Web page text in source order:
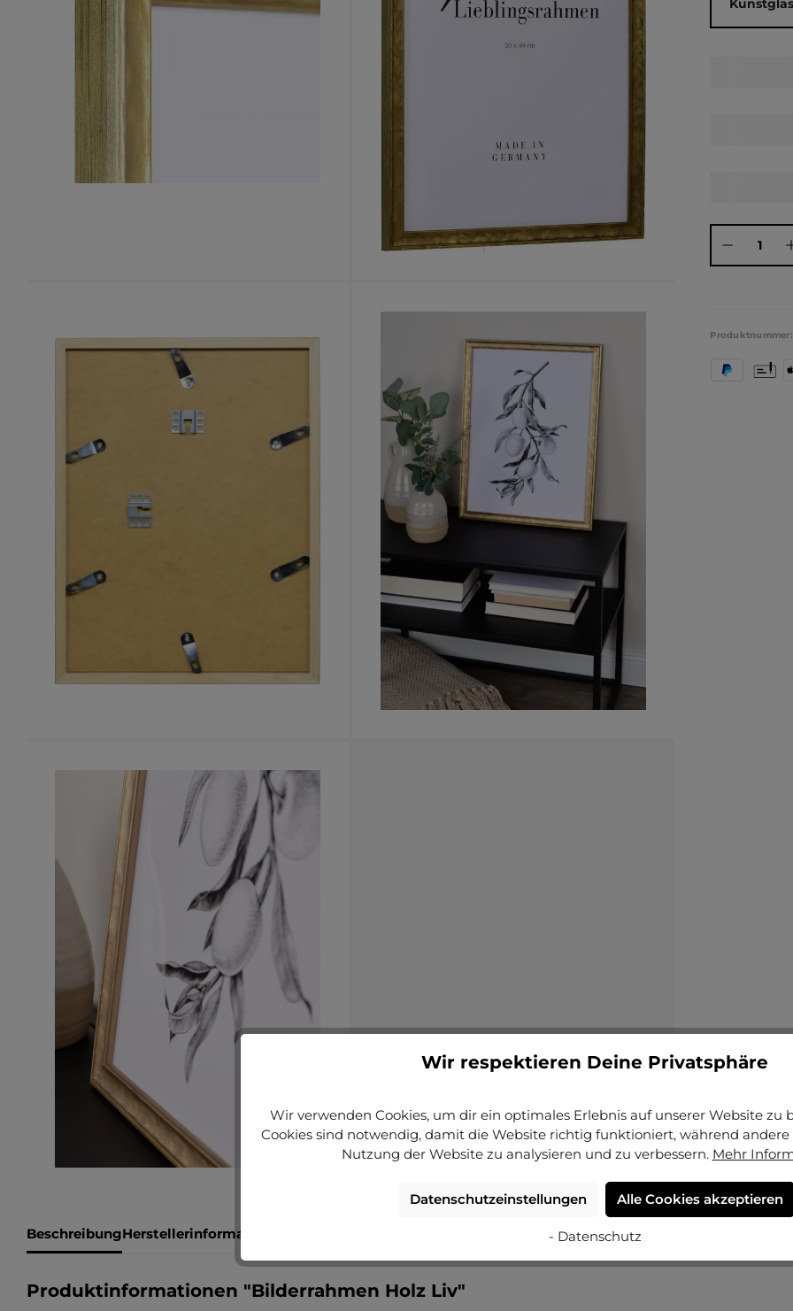
BeschreibungHerstellerinformationen
Produktinformationen "Bilderrahmen Holz Liv"
PayPal
Wir respektieren Deine Privatsphäre
Wir verwenden Cookies, um dir ein optimales Erlebnis auf unserer Website zu
Cookies sind notwendig, damit die Website richtig funktioniert, während andere
Nutzung der Website zu analysieren und zu verbessern. Mehr
Datenschutzeinstellungen Alle Cookies akzeptieren
- Datenschutz